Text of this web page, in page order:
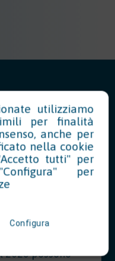
del
possono
utilizziamo
per finalità
anche per
nella cookie
tutti" per
per
Configura